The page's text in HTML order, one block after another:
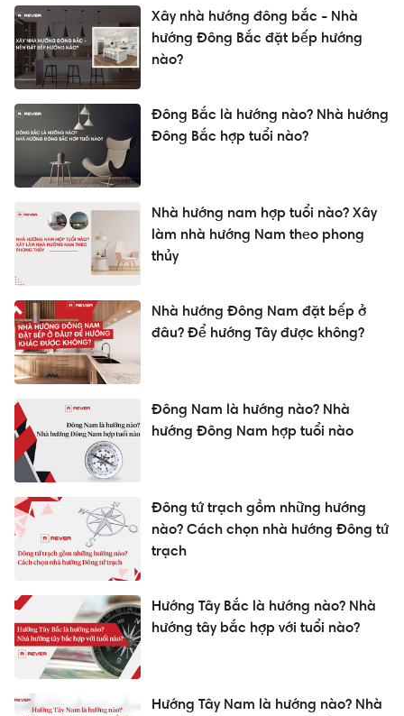
Xây nhà hướng đông bắc - Nhà
hướng Đông Bắc đặt bếp hướng
nào?
Đông Bắc là hướng nào? Nhà hướng
Đông Bắc hợp tuổi nào?
Nhà hướng nam hợp tuổi nào? Xây
làm nhà hướng Nam theo phong
thủy
Nhà hướng Đông Nam đặt bếp ở
đâu? Để hướng Tây được không?
Đông Nam là hướng nào? Nhà
hướng Đông Nam hợp tuổi nào
Đông tứ trạch gồm những hướng
nào? Cách chọn nhà hướng Đông tứ
trạch
Hướng Tây Bắc là hướng nào? Nhà
hướng tây bắc hợp với tuổi nào?
Hướng Tây Nam là hướng nào? Nhà